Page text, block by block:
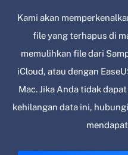
Kami akan
file yang terhapus di
memulihkan file dari
iCloud, atau dengan
Mac. Jika Anda tidak
kehilangan data ini,